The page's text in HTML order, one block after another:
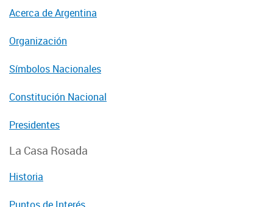
Acerca de Argentina
Organización
Símbolos Nacionales
Constitución Nacional
Presidentes
La Casa Rosada
Historia